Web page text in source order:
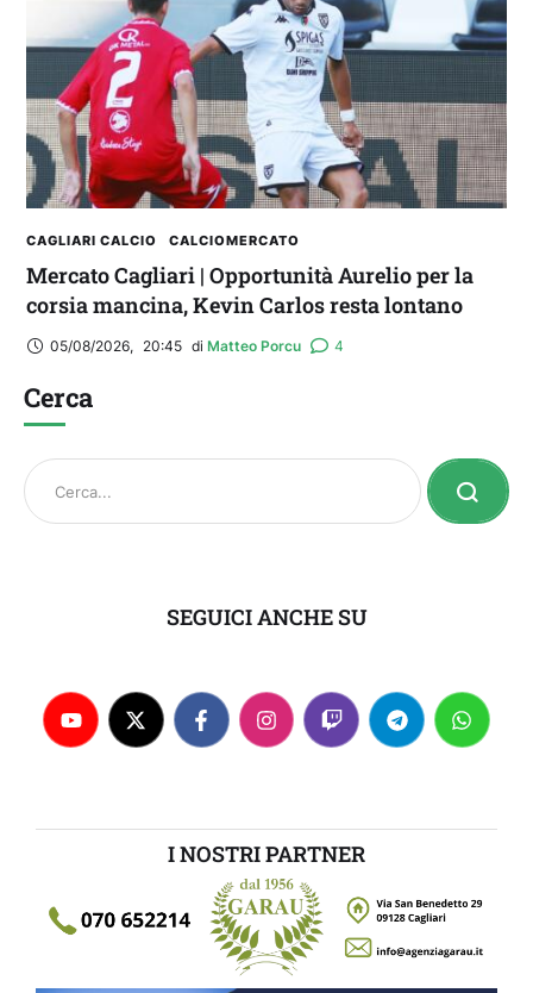
CAGLIARI CALCIO CALCIOMERCATO
Mercato Cagliari | Opportunità Aurelio per la
corsia mancina, Kevin Carlos resta lontano
05/08/2026, 20:45 di Matteo Porcu 4
Cerca
SEGUICI ANCHE SU
I NOSTRI PARTNER